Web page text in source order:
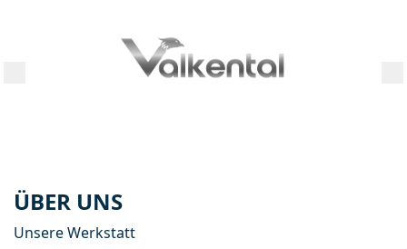
ÜBER UNS
Unsere Werkstatt